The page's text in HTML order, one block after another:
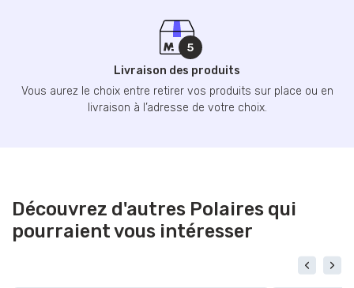
Livraison des produits
Vous aurez le choix entre retirer vos produits sur place ou en
livraison à l’adresse de votre choix.
Découvrez d'autres Polaires qui
pourraient vous intéresser